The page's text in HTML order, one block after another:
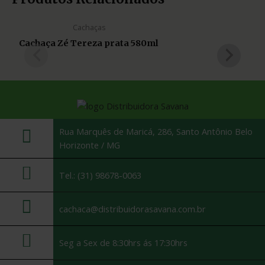
Cachaças
Cachaça Zé Tereza prata 580ml
Rua Marquês de Maricá, 286, Santo Antônio Belo
Horizonte / MG
Tel.: (31) 98678-0063
cachaca@distribuidorasavana.com.br
Seg a Sex de 8:30hrs ás 17:30hrs